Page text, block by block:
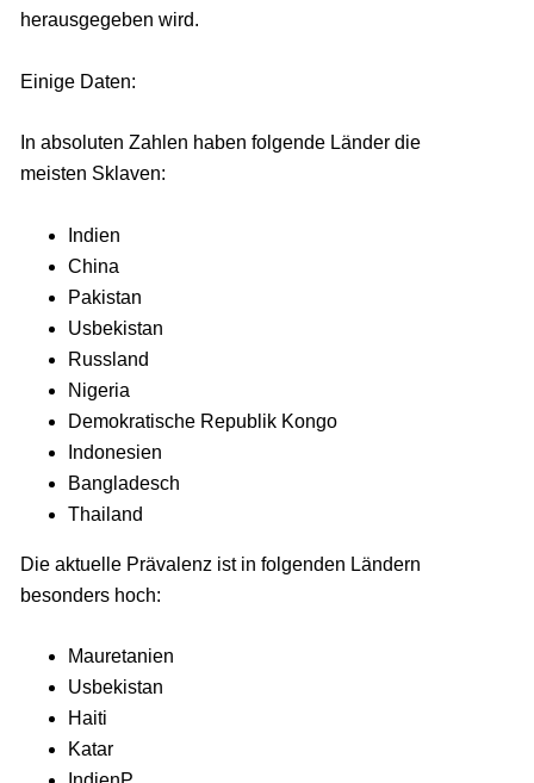
herausgegeben wird.
Einige Daten:
In absoluten Zahlen haben folgende Länder die
meisten Sklaven:
Indien
China
Pakistan
Usbekistan
Russland
Nigeria
Demokratische Republik Kongo
Indonesien
Bangladesch
Thailand
Die aktuelle Prävalenz ist in folgenden Ländern
besonders hoch:
Mauretanien
Usbekistan
Haiti
Katar